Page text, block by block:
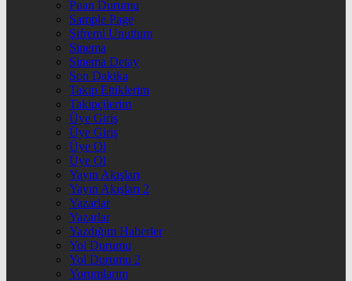
Puan Durumu
Sample Page
Şifremi Unuttum
Sinema
Sinema Detay
Son Dakika
Takip Ettiklerim
Takipçilerim
Üye Giriş
Üye Giriş
Üye Ol
Üye Ol
Yayın Akışları
Yayın Akışları 2
Yazarlar
Yazarlar
Yazdığım Haberler
Yol Durumu
Yol Durumu 2
Yorumlarım